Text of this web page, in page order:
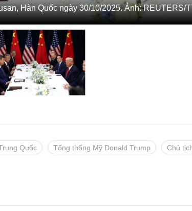
Hàn Quốc ngày 30/10/2025. Ảnh: REUTERS/
Quốc Tổng thống Mỹ Donald Trump Chủ